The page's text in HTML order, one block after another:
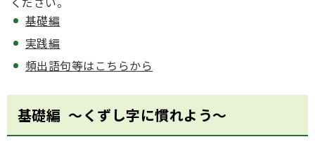
基礎編
実践編
頻出語句等はこちらから
基礎編 ～くずし字に慣れよう～